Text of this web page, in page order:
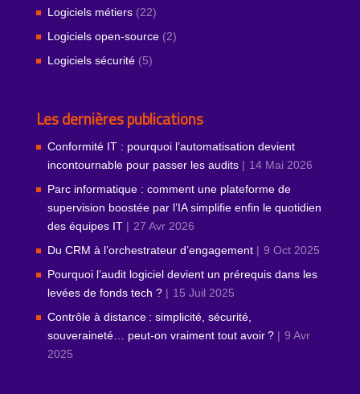
Logiciels métiers(22)
Logiciels open-source(2)
Logiciels sécurité(5)
Les dernières publications
Conformité IT : pourquoi l’automatisation devient
incontournable pour passer les audits
14 Mai 2026
Parc informatique : comment une plateforme de
supervision boostée par l’IA simplifie enfin le quotidien
des équipes IT
27 Avr 2026
Du CRM à l’orchestrateur d’engagement
9 Oct 2025
Pourquoi l’audit logiciel devient un prérequis dans les
levées de fonds tech ?
15 Juil 2025
Contrôle à distance : simplicité, sécurité,
souveraineté… peut‑on vraiment tout avoir ?
9 Avr
2025